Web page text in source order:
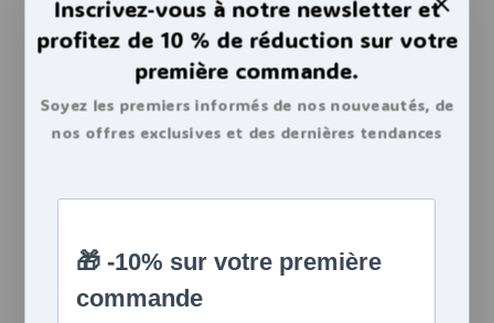
peluches règles soldes soulager
sécurité utilisation vidéo électrique
Comment mieux dormir grâce à une
bouillotte ?
Inscrivez-vous à notre newsletter et
profitez de 10 % de réduction sur votre
première commande.
Soyez les premiers informés de nos nouveautés, de
nos offres exclusives et des dernières tendances